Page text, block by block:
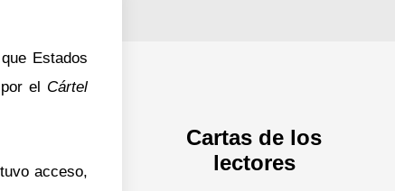
Estados
el Cártel
acceso,
Cartas de los
lectores